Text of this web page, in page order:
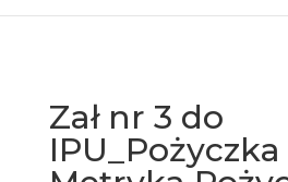
Zał nr 3 do
IPU_Pożyczka